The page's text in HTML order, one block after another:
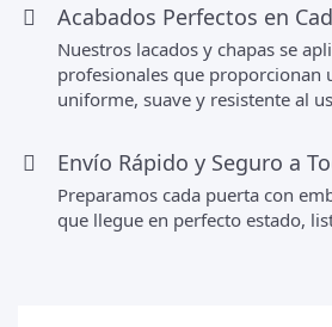
Acabados Perfectos en
Nuestros lacados y chapas se
profesionales que proporcionan
uniforme, suave y resistente al
Envío Rápido y Seguro a
Preparamos cada puerta con
que llegue en perfecto estado,